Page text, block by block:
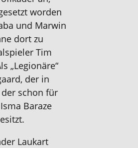
worden
und Marwin
dort zu
Tim
„Legionäre“
der in
der schon für
Baraze
Laukart